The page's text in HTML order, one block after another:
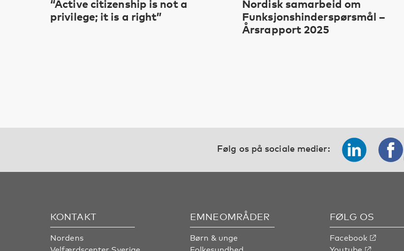
“Active citizenship is not a
privilege; it is a right”
Nordisk samarbeid om
Funksjonshinderspørsmål –
Årsrapport 2025
Følg os på sociale medier:
KONTAKT
Nordens
EMNEOMRÅDER
Børn & unge
FØLG OS
Facebook